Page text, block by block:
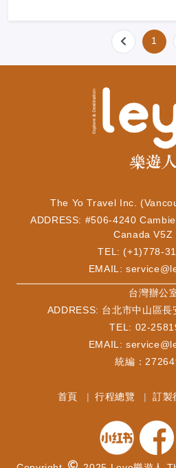
最適合本行程。
提供100% 全程隨行支援車，
María la Gorda
是這次旅程名稱的由來。
在哈瓦那（Havana），我們將
都的城市寶藏，包括擁有世界
——昔日象徵守護城
1
The Yo Travel Inc.
ADDRESS: #506-4240
Canada V5Z
TEL: (+1)778-
EMAIL:
台灣辦公
ADDRESS: 台北市中山區
TEL: 02-
EMAIL:
統編：
首頁 行程總覽 訂製